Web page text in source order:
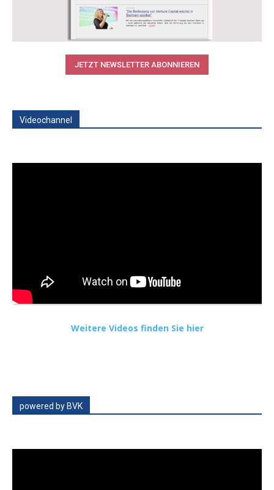
JETZT NEWSLETTER ABONNIEREN
Videochannel
Weitere Videos finden Sie hier
powered by BVK